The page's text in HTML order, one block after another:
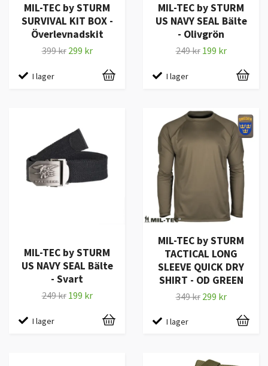
MIL-TEC by STURM
SURVIVAL KIT BOX -
Överlevnadskit
399 kr 299 kr
I lager
MIL-TEC by STURM
US NAVY SEAL Bälte
- Olivgrön
249 kr 199 kr
I lager
MIL-TEC by STURM
US NAVY SEAL Bälte
- Svart
249 kr 199 kr
I lager
MIL-TEC by STURM
TACTICAL LONG
SLEEVE QUICK DRY
SHIRT - OD GREEN
349 kr 299 kr
I lager